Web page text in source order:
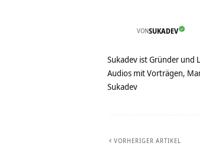
VONSUKADEV
Sukadev ist Gründer und
Audios mit Vorträgen,
Sukadev
VORHERIGER ARTIKEL